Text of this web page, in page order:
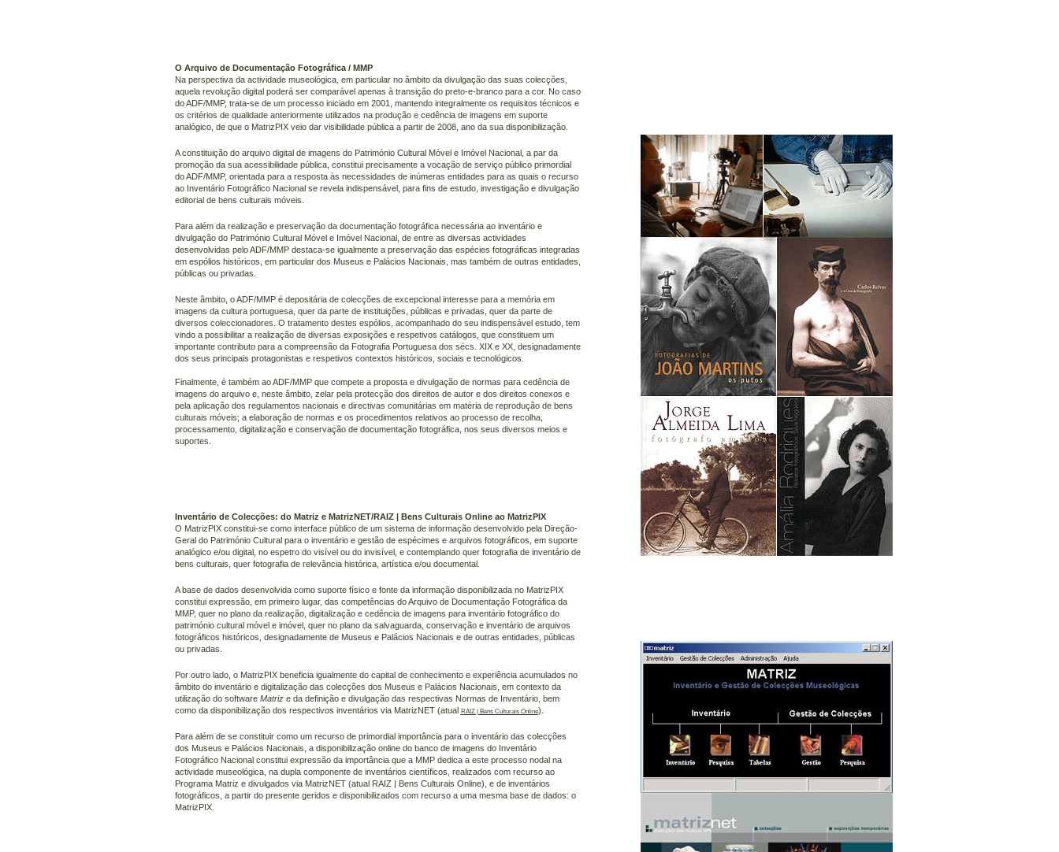
O Arquivo de Documentação Fotográfica / MMP
Na perspectiva da actividade museológica, em particular no âmbito da divulgação das suas colecções,
aquela revolução digital poderá ser comparável apenas à transição do preto-e-branco para a cor. No caso
do ADF/MMP, trata-se de um processo iniciado em 2001, mantendo integralmente os requisitos técnicos e
os critérios de qualidade anteriormente utilizados na produção e cedência de imagens em suporte
analógico, de que o MatrizPIX veio dar visibilidade pública a partir de 2008, ano da sua disponibilização.
A constituição do arquivo digital de imagens do Património Cultural Móvel e Imóvel Nacional, a par da
promoção da sua acessibilidade pública, constitui precisamente a vocação de serviço público primordial
do ADF/MMP, orientada para a resposta às necessidades de inúmeras entidades para as quais o recurso
ao Inventário Fotográfico Nacional se revela indispensável, para fins de estudo, investigação e divulgação
editorial de bens culturais móveis.
Para além da realização e preservação da documentação fotográfica necessária ao inventário e
divulgação do Património Cultural Móvel e Imóvel Nacional, de entre as diversas actividades
desenvolvidas pelo ADF/MMP destaca-se igualmente a preservação das espécies fotográficas integradas
em espólios históricos, em particular dos Museus e Palácios Nacionais, mas também de outras entidades,
públicas ou privadas.
Neste âmbito, o ADF/MMP é depositária de colecções de excepcional interesse para a memória em
imagens da cultura portuguesa, quer da parte de instituições, públicas e privadas, quer da parte de
diversos coleccionadores. O tratamento destes espólios, acompanhado do seu indispensável estudo, tem
vindo a possibilitar a realização de diversas exposições e respetivos catálogos, que constituem um
importante contributo para a compreensão da Fotografia Portuguesa dos sécs. XIX e XX, designadamente
dos seus principais protagonistas e respetivos contextos históricos, sociais e tecnológicos.
Finalmente, é também ao ADF/MMP que compete a proposta e divulgação de normas para cedência de
imagens do arquivo e, neste âmbito, zelar pela protecção dos direitos de autor e dos direitos conexos e
pela aplicação dos regulamentos nacionais e directivas comunitárias em matéria de reprodução de bens
culturais móveis; a elaboração de normas e os procedimentos relativos ao processo de recolha,
processamento, digitalização e conservação de documentação fotográfica, nos seus diversos meios e
suportes.
Inventário de Colecções: do Matriz e MatrizNET/RAIZ | Bens Culturais Online ao MatrizPIX
O MatrizPIX constitui-se como interface público de um sistema de informação desenvolvido pela Direção-
Geral do Património Cultural para o inventário e gestão de espécimes e arquivos fotográficos, em suporte
analógico e/ou digital, no espetro do visível ou do invisível, e contemplando quer fotografia de inventário de
bens culturais, quer fotografia de relevância histórica, artística e/ou documental.
A base de dados desenvolvida como suporte físico e fonte da informação disponibilizada no MatrizPIX
constitui expressão, em primeiro lugar, das competências do Arquivo de Documentação Fotográfica da
MMP, quer no plano da realização, digitalização e cedência de imagens para inventário fotográfico do
património cultural móvel e imóvel, quer no plano da salvaguarda, conservação e inventário de arquivos
fotográficos históricos, designadamente de Museus e Palácios Nacionais e de outras entidades, públicas
ou privadas.
Por outro lado, o MatrizPIX beneficia igualmente do capital de conhecimento e experiência acumulados no
âmbito do inventário e digitalização das colecções dos Museus e Palácios Nacionais, em contexto da
utilização do software Matrize da definição e divulgação das respectivas Normas de Inventário, bem
como da disponibilização dos respectivos inventários via MatrizNET (atual RAIZ | Bens Culturais Online).
Para além de se constituir como um recurso de primordial importância para o inventário das colecções
dos Museus e Palácios Nacionais, a disponibilização online do banco de imagens do Inventário
Fotográfico Nacional constitui expressão da importância que a MMP dedica a este processo nodal na
actividade museológica, na dupla componente de inventários científicos, realizados com recurso ao
Programa Matriz e divulgados via MatrizNET (atual RAIZ | Bens Culturais Online), e de inventários
fotográficos, a partir do presente geridos e disponibilizados com recurso a uma mesma base de dados: o
MatrizPIX.